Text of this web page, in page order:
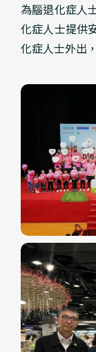
為腦退化症人
化症人士提供
化症人士外出